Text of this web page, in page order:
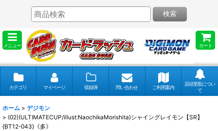
メニュー カート
検索
カテゴリ マイページ 収録弾 問い合わせ ご利用案内
店頭受取につい
て
ホーム > デジモン
> (02)(ULTIMATECUP/illust:NaochikaMorishita)シャイングレイモン【SR】
{BT12-043}《多》